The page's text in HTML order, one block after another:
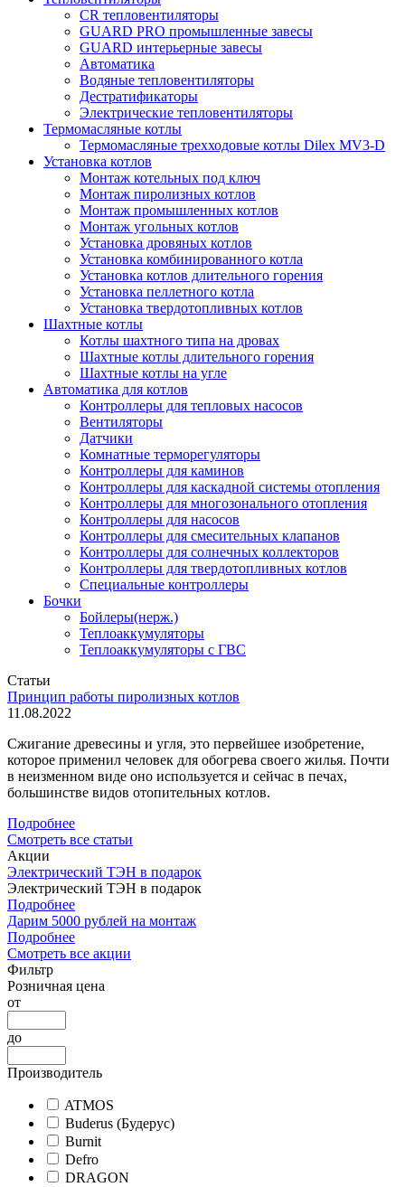
CR тепловентиляторы
GUARD PRO промышленные завесы
GUARD интерьерные завесы
Автоматика
Водяные тепловентиляторы
Дестратификаторы
Электрические тепловентиляторы
Термомасляные котлы
Термомасляные трехходовые котлы Dilex MV3-D
Установка котлов
Монтаж котельных под ключ
Монтаж пиролизных котлов
Монтаж промышленных котлов
Монтаж угольных котлов
Установка дровяных котлов
Установка комбинированного котла
Установка котлов длительного горения
Установка пеллетного котла
Установка твердотопливных котлов
Шахтные котлы
Котлы шахтного типа на дровах
Шахтные котлы длительного горения
Шахтные котлы на угле
Автоматика для котлов
Контроллеры для тепловых насосов
Вентиляторы
Датчики
Комнатные терморегуляторы
Контроллеры для каминов
Контроллеры для каскадной системы отопления
Контроллеры для многозонального отопления
Контроллеры для насосов
Контроллеры для смесительных клапанов
Контроллеры для солнечных коллекторов
Контроллеры для твердотопливных котлов
Специальные контроллеры
Бочки
Бойлеры(нерж.)
Теплоаккумуляторы
Теплоаккумуляторы с ГВС
Статьи
Принцип работы пиролизных котлов
11.08.2022
Сжигание древесины и угля, это первейшее изобретение,
которое применил человек для обогрева своего жилья. Почти
в неизменном виде оно используется и сейчас в печах,
большинстве видов отопительных котлов.
Подробнее
Смотреть все статьи
Акции
Электрический ТЭН в подарок
Электрический ТЭН в подарок
Подробнее
Дарим 5000 рублей на монтаж
Подробнее
Смотреть все акции
Фильтр
Розничная цена
от
до
Производитель
ATMOS
Buderus (Будерус)
Burnit
Defro
DRAGON